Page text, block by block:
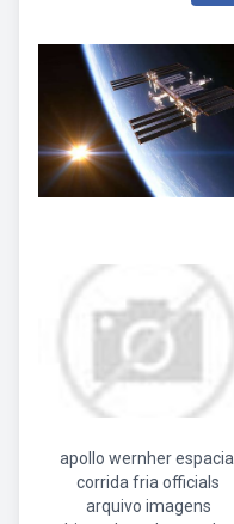
apollo wernher espacial
corrida fria officials
arquivo imagens